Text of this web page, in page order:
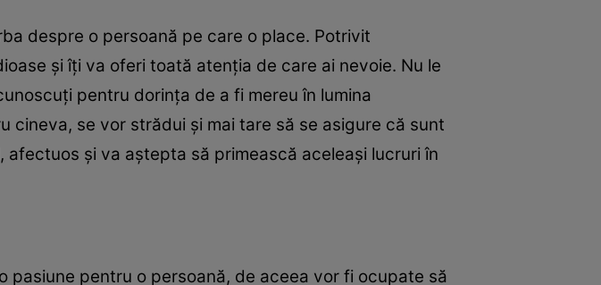
despre o persoană pe care o place. Potrivit
şi îţi va oferi toată atenţia de care ai nevoie. Nu le
pentru dorinţa de a fi mereu în lumina
se vor strădui şi mai tare să se asigure că sunt
şi va aştepta să primească aceleaşi lucruri în
pentru o persoană, de aceea vor fi ocupate să